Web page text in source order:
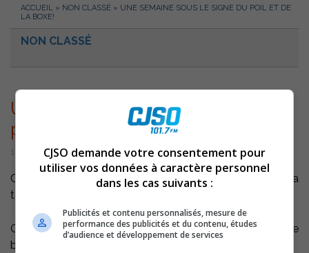
ACCUEIL » NON CLASSÉ » UNE SEMAINE SOUS LE SIGNE DU POIL ET DE
LA BOXE!
NON CLASSÉ
Une semaine sous le signe du
poil et de la boxe!
15 novembre 2013 | Par Équipe CJSO
Cette semaine, à Un matin pas comme les autres, on a
taquiné notre collègue Jean Lemay et son Movember…
On a également été nostalgique des vieux films de
boxe…
CJSO demande votre consentement pour
utiliser vos données à caractère personnel
dans les cas suivants :
Publicités et contenu personnalisés, mesure de
performance des publicités et du contenu, études
d’audience et développement de services